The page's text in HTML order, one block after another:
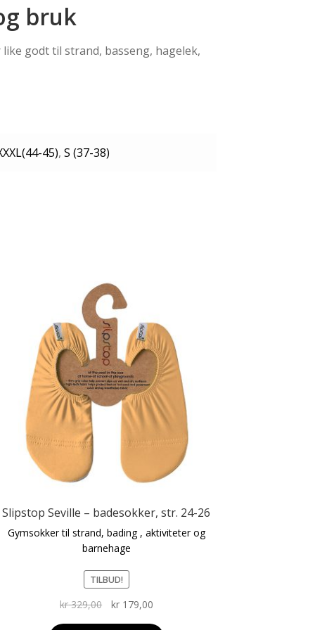
bruk
godt til strand, basseng, hagelek,
45),S (37-38)
Slipstop Seville – badesokker, str. 24-26
Gymsokker til strand, bading , aktiviteter og
barnehage
TILBUD!
kr329,00
Opprinnelig
kr179,00Nåværende